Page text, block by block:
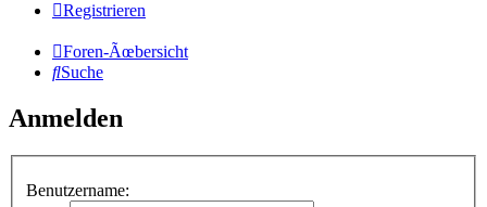
Registrieren
Foren-Ãœbersicht
Suche
Anmelden
Benutzername: